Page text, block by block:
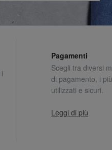
Pagamenti
Scegli tra diversi
di pagamento, i più
utilizzati e sicuri.
Leggi di più